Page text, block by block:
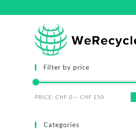
Filter by price
PRICE: CHF 0 — CHF 150
Categories